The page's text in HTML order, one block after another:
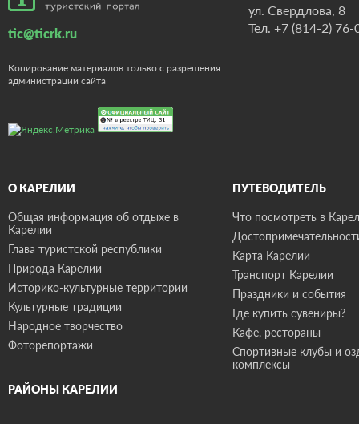
tic@ticrk.ru
Копирование материалов только с разрешения
администрации сайта
ул. Свердлова, 8
Тел. +7 (814-2) 76-
О КАРЕЛИИ
Общая информация об отдыхе в
Карелии
Глава туристской республики
Природа Карелии
Историко-культурные территории
Культурные традиции
Народное творчество
Фоторепортажи
РАЙОНЫ КАРЕЛИИ
ПУТЕВОДИТЕЛЬ
Что посмотреть в
Карта Карелии
Транспорт Карелии
Праздники и события
Где купить сувениры?
Кафе, рестораны
Спортивные клубы и
комплексы